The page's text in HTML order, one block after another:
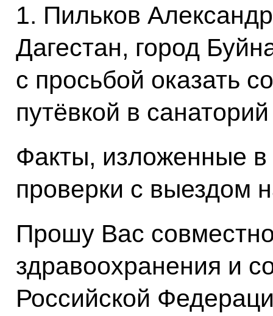
1. Пильков
Дагестан, город
с просьбой оказать
путёвкой в
Факты, изложенные
проверки с выездом
Прошу Вас
здравоохранения и
Российской